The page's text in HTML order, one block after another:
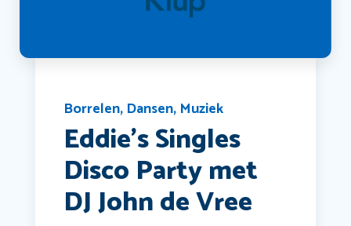
Borrelen, Dansen, Muziek
Eddie’s Singles
Disco Party met
DJ John de Vree